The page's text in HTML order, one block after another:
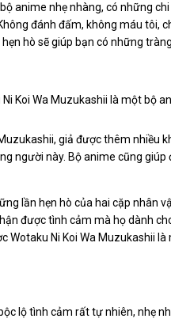
anime nhẹ nhàng, có những
đánh đấm, không máu tôi,
hò sẽ giúp bạn có những
Koi Wa Muzukashii là một bộ
giả được thêm nhiều
người này. Bộ anime cũng
lần hẹn hò của hai cặp nhân
được tình cảm mà họ dành
Wotaku Ni Koi Wa Muzukashii
lộ tình cảm rất tự nhiên, nhẹ